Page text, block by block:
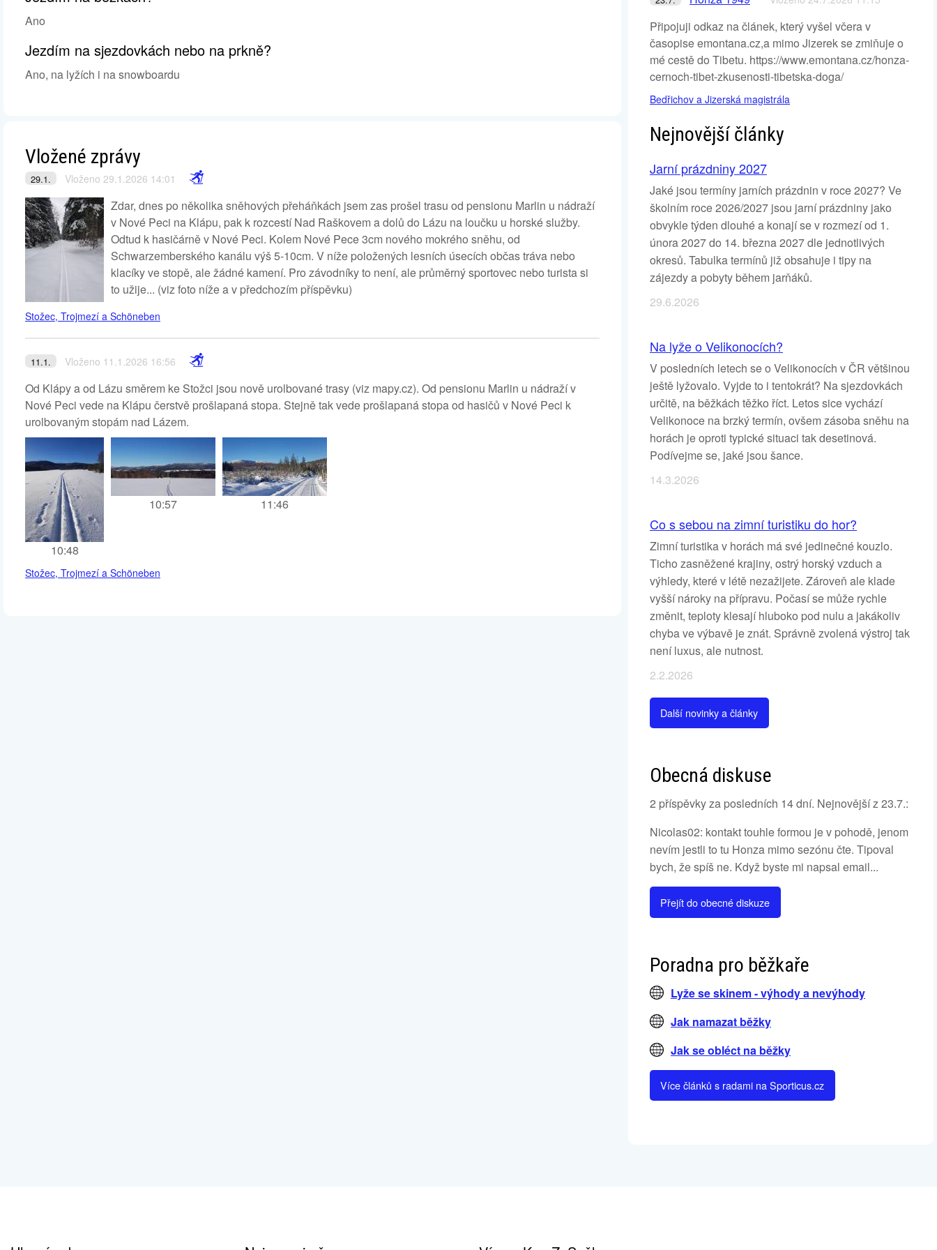
Ano
Jezdím na sjezdovkách nebo na prkně?
Ano, na lyžích i na snowboardu
Vložené zprávy
29.1. Vloženo 29.1.2026 14:01
Zdar, dnes po několika sněhových přeháňkách jsem zas prošel trasu od pensionu Marlin u nádraží
v Nové Peci na Klápu, pak k rozcestí Nad Raškovem a dolů do Lázu na loučku u horské služby.
Odtud k hasičárně v Nové Peci. Kolem Nové Pece 3cm nového mokrého sněhu, od
Schwarzemberského kanálu výš 5-10cm. V níže položených lesních úsecích občas tráva nebo
klacíky ve stopě, ale žádné kamení. Pro závodníky to není, ale průměrný sportovec nebo turista si
to užije... (viz foto níže a v předchozím příspěvku)
Stožec, Trojmezí a Schöneben
11.1. Vloženo 11.1.2026 16:56
Od Klápy a od Lázu směrem ke Stožci jsou nově urolbované trasy (viz mapy.cz). Od pensionu Marlin u nádraží v
Nové Peci vede na Klápu čerstvě prošlapaná stopa. Stejně tak vede prošlapaná stopa od hasičů v Nové Peci k
urolbovaným stopám nad Lázem.
10:48
10:57 11:46
Stožec, Trojmezí a Schöneben
Připojuji odkaz na článek, který vyšel včera v
časopise emontana.cz,a mimo Jizerek se zmiňuje o
mé cestě do Tibetu. https://www.emontana.cz/honza-
cernoch-tibet-zkusenosti-tibetska-doga/
Bedřichov a Jizerská magistrála
Nejnovější články
Jarní prázdniny 2027
Jaké jsou termíny jarních prázdnin v roce 2027? Ve
školním roce 2026/2027 jsou jarní prázdniny jako
obvykle týden dlouhé a konají se v rozmezí od 1.
února 2027 do 14. března 2027 dle jednotlivých
okresů. Tabulka termínů již obsahuje i tipy na
zájezdy a pobyty během jarňáků.
29.6.2026
Na lyže o Velikonocích?
V posledních letech se o Velikonocích v ČR většinou
ještě lyžovalo. Vyjde to i tentokrát? Na sjezdovkách
určitě, na běžkách těžko říct. Letos sice vychází
Velikonoce na brzký termín, ovšem zásoba sněhu na
horách je oproti typické situaci tak desetinová.
Podívejme se, jaké jsou šance.
14.3.2026
Co s sebou na zimní turistiku do hor?
Zimní turistika v horách má své jedinečné kouzlo.
Ticho zasněžené krajiny, ostrý horský vzduch a
výhledy, které v létě nezažijete. Zároveň ale klade
vyšší nároky na přípravu. Počasí se může rychle
změnit, teploty klesají hluboko pod nulu a jakákoliv
chyba ve výbavě je znát. Správně zvolená výstroj tak
není luxus, ale nutnost.
2.2.2026
Další novinky a články
Obecná diskuse
2 příspěvky za posledních 14 dní. Nejnovější z 23.7.:
Nicolas02: kontakt touhle formou je v pohodě, jenom
nevím jestli to tu Honza mimo sezónu čte. Tipoval
bych, že spíš ne. Když byste mi napsal email...
Přejít do obecné diskuze
Poradna pro běžkaře
Lyže se skinem - výhody a nevýhody
Jak namazat běžky
Jak se obléct na běžky
Více článků s radami na Sporticus.cz